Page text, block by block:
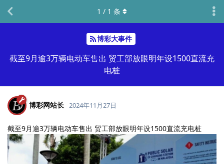
博彩大事件
截至9月逾3万辆电动车售出 贸工部放眼明年设1500直流充
电桩
1 / 1 条
博彩网站长 2024年11月27日
截至9月逾3万辆电动车售出 贸工部放眼明年设1500直流充电桩